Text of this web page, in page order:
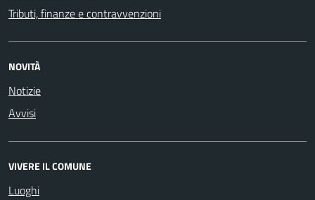
Tributi, finanze e contravvenzioni
NOVITÀ
Notizie
Avvisi
VIVERE IL COMUNE
Luoghi